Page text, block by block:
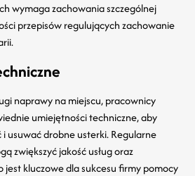
wymaga zachowania szczególnej
przepisów regulujących zachowanie
naprawy na miejscu, pracownicy
umiejętności techniczne, aby
usuwać drobne usterki. Regularne
zwiększyć jakość usług oraz
jest kluczowe dla sukcesu firmy pomocy